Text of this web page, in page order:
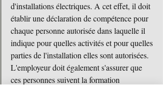
d'installations électriques. A cet effet, il doit
établir une déclaration de compétence pour
chaque personne autorisée dans laquelle il
indique pour quelles activités et pour quelles
parties de l'installation elles sont autorisées.
L'employeur doit également s'assurer que
ces personnes suivent la formation